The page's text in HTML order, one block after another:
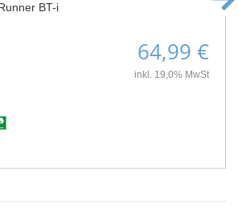
BT-i
64,99 €
inkl. 19,0% MwSt